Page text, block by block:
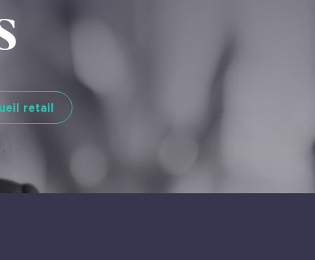
retail